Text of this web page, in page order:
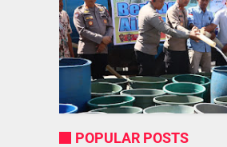
POPULAR POSTS